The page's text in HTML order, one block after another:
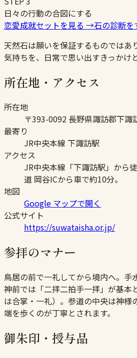
日々の行動の合図にする
恋愛成就セットを見る →石の診断を
天然石は願いを保証するものではあ
気持ちを、日常で思い出すきっかけ
所在地・アクセス
所在地
〒393-0092 長野県諏訪郡下諏
最寄り
JR中央本線 下諏訪駅
アクセス
JR中央本線「下諏訪駅」から
道 岡谷ICから車で約10分。
地図
Google マップで開く
公式サイト
https://suwataisha.or.jp/
参拝のマナー
鳥居の前で一礼してから境内へ。手
神前では「二拝二拍手一拝」が基本
は合掌・一礼）。参道の中央は神様
端を歩くのが丁寧とされます。
御朱印・授与品